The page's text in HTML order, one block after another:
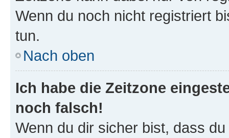
Wenn du noch nicht registriert
tun.
Nach oben
Ich habe die Zeitzone
noch falsch!
Wenn du dir sicher bist, dass